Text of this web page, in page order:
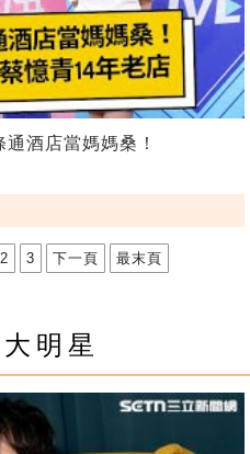
酒店當媽媽桑！
2 3 下一頁 最末頁
明星